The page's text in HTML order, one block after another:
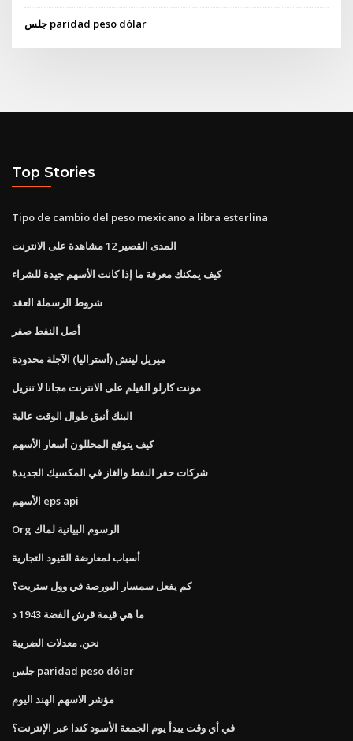
جلس paridad peso dólar
Top Stories
Tipo de cambio del peso mexicano a libra esterlina
المدى القصير 12 مشاهدة على الانترنت
كيف يمكنك معرفة ما إذا كانت الأسهم جيدة للشراء
شروط الرسملة العقد
أصل النفط صفر
ميريل لينش (أستراليا) الآجلة محدودة
مونت كارلو الفيلم على الانترنت مجانا لا تنزيل
البنك أنيق طوال الوقت عالية
كيف يتوقع المحللون أسعار الأسهم
شركات حفر النفط والغاز في المكسيك الجديدة
الأسهم eps api
Org الرسوم البيانية لماك
أسباب لمعارضة القيود التجارية
كم يفعل سمسار البورصة في وول ستريت؟
ما هي قيمة قرش الفضة 1943 د
نحن. معدلات الضريبة
جلس paridad peso dólar
مؤشر الاسهم الهند اليوم
في أي وقت يبدأ يوم الجمعة الأسود كندا عبر الإنترنت؟